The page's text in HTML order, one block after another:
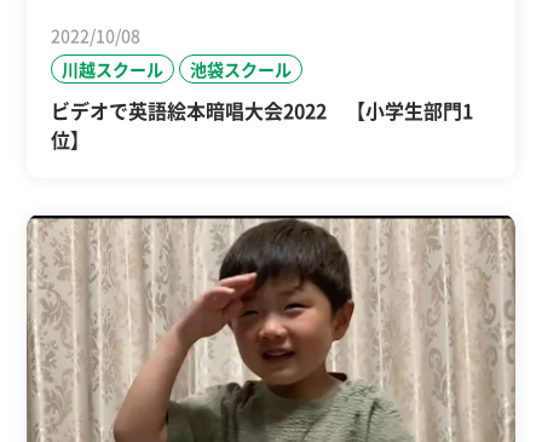
2022/10/08
川越スクール
池袋スクール
ビデオで英語絵本暗唱大会2022 【小学生部門1
位】